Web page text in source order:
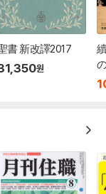
書 新改譯2017
원